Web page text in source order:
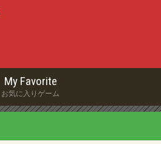
My Favorite
お気に入りゲーム